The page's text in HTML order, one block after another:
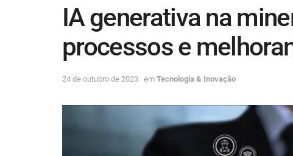
IA generativa na
processos e
24 de outubro de 2023 em Tecnologia & Inovação